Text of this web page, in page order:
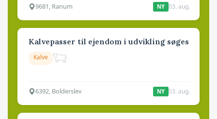
9681, Ranum NY 03. aug.
Kalvepasser til ejendom i udvikling søges
Kalve
6392, Bolderslev NY 03. aug.